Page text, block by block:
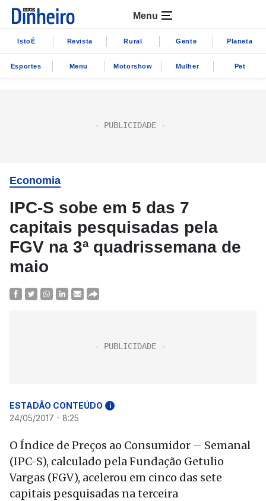
Menu
IstoÉ Revista Rural Gente Planeta
Esportes Menu Motorshow Mulher Pet
Economia
IPC-S sobe em 5 das 7
capitais pesquisadas pela
FGV na 3ª quadrissemana de
maio
ESTADÃO CONTEÚDO i
24/05/2017 - 8:25
O Índice de Preços ao Consumidor – Semanal
(IPC-S), calculado pela Fundação Getulio
Vargas (FGV), acelerou em cinco das sete
capitais pesquisadas na terceira